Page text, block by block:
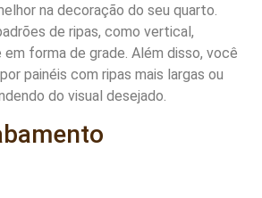
na decoração do seu quarto.
de ripas, como vertical,
em forma de grade. Além disso, você
painéis com ripas mais largas ou
do visual desejado.